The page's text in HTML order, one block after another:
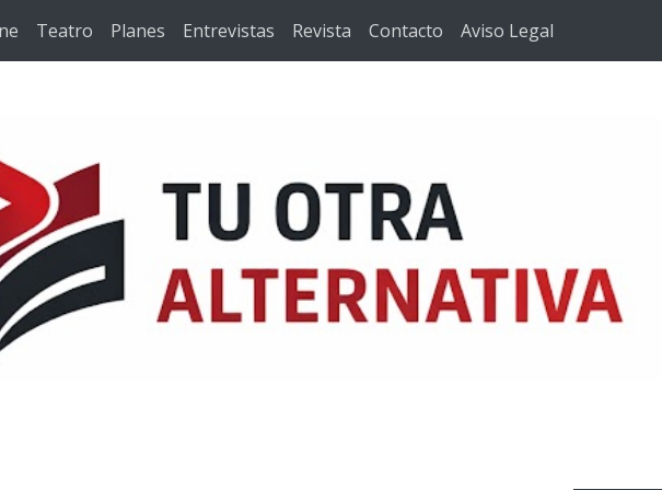
Teatro Planes Entrevistas Revista Contacto Aviso Legal